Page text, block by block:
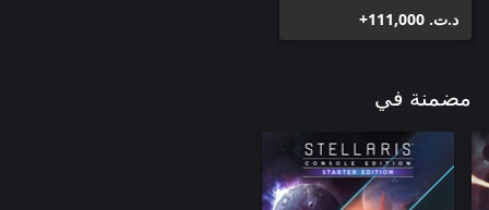
د.ت.‏ 111,000+
مضمنة في